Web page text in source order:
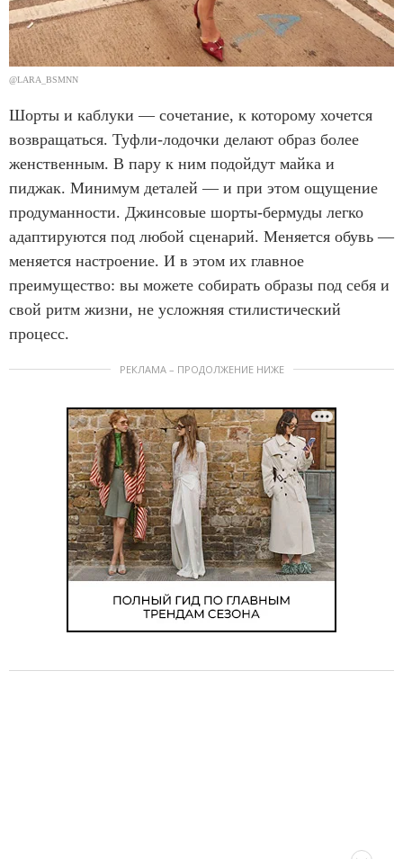
@LARA_BSMNN
Шорты и каблуки — сочетание, к которому хочется
возвращаться. Туфли-лодочки делают образ более
женственным. В пару к ним подойдут майка и
пиджак. Минимум деталей — и при этом ощущение
продуманности. Джинсовые шорты-бермуды легко
адаптируются под любой сценарий. Меняется обувь —
меняется настроение. И в этом их главное
преимущество: вы можете собирать образы под себя и
свой ритм жизни, не усложняя стилистический
процесс.
РЕКЛАМА – ПРОДОЛЖЕНИЕ НИЖЕ